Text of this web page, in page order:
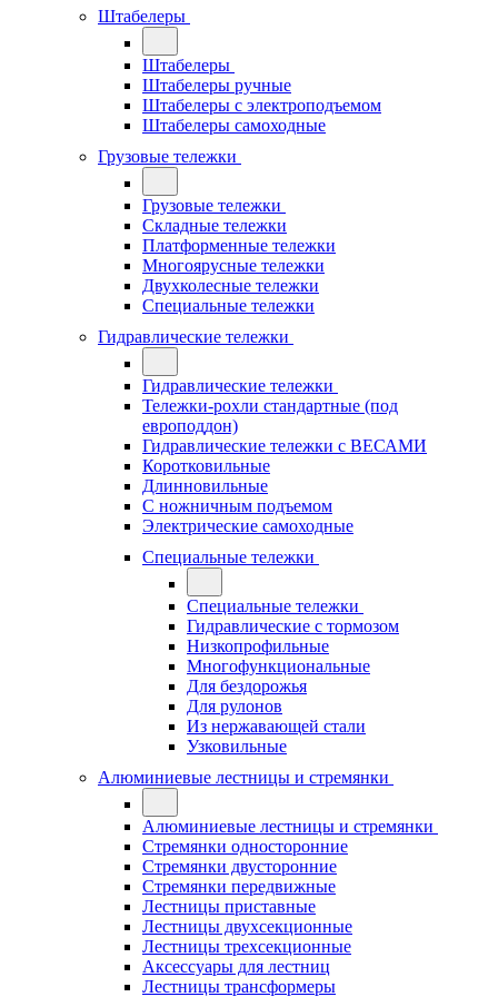
Штабелеры
Штабелеры
Штабелеры ручные
Штабелеры с электроподъемом
Штабелеры самоходные
Грузовые тележки
Грузовые тележки
Складные тележки
Платформенные тележки
Многоярусные тележки
Двухколесные тележки
Специальные тележки
Гидравлические тележки
Гидравлические тележки
Тележки-рохли стандартные (под
европоддон)
Гидравлические тележки с ВЕСАМИ
Коротковильные
Длинновильные
С ножничным подъемом
Электрические самоходные
Специальные тележки
Специальные тележки
Гидравлические с тормозом
Низкопрофильные
Многофункциональные
Для бездорожья
Для рулонов
Из нержавающей стали
Узковильные
Алюминиевые лестницы и стремянки
Алюминиевые лестницы и стремянки
Стремянки односторонние
Стремянки двусторонние
Стремянки передвижные
Лестницы приставные
Лестницы двухсекционные
Лестницы трехсекционные
Аксессуары для лестниц
Лестницы трансформеры